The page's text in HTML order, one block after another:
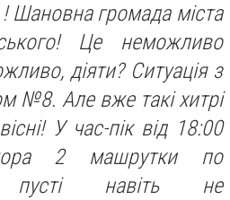
Шановна громада міста
Це неможливо
діяти? Ситуація з
№8. Але вже такі хитрі
У час-пік від 18:00
2 машрутки по
пусті навіть не